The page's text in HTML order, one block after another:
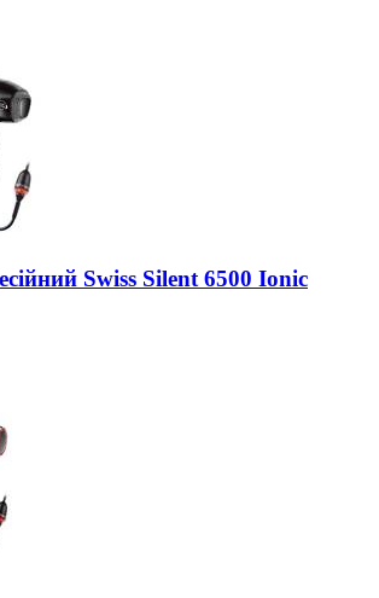
Swiss Silent 6500 Ionic